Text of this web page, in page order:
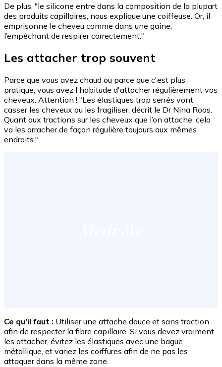
De plus, "le silicone entre dans la composition de la plupart
des produits capillaires, nous explique une coiffeuse. Or, il
emprisonne le cheveu comme dans une gaine,
l’empêchant de respirer correctement."
Les attacher trop souvent
Parce que vous avez chaud ou parce que c'est plus
pratique, vous avez l'habitude d'attacher régulièrement vos
cheveux. Attention ! "Les élastiques trop serrés vont
casser les cheveux ou les fragiliser, décrit le Dr Nina Roos.
Quant aux tractions sur les cheveux que l’on attache, cela
va les arracher de façon régulière toujours aux mêmes
endroits."
Ce qu'il faut : Utiliser une attache douce et sans traction
afin de respecter la fibre capillaire. Si vous devez vraiment
les attacher, évitez les élastiques avec une bague
métallique, et variez les coiffures afin de ne pas les
attaquer dans la même zone.